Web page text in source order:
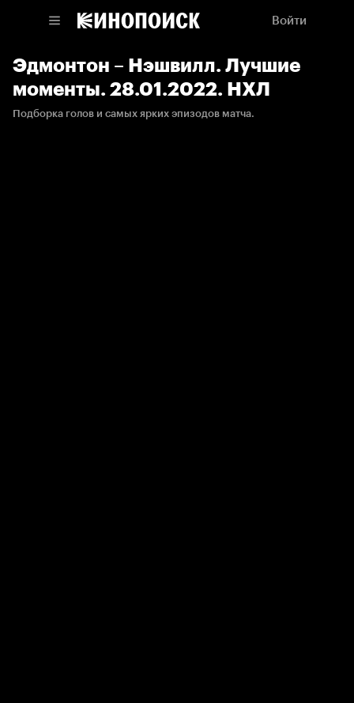
Войти
Эдмонтон – Нэшвилл. Лучшие
моменты. 28.01.2022. НХЛ
Подборка голов и самых ярких эпизодов матча.